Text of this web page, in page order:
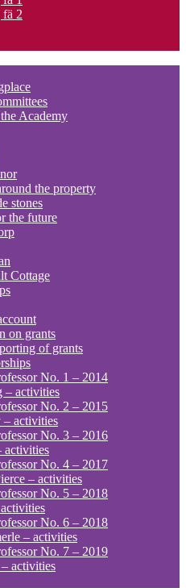
2
Academy
the property
stones
the future
Cottage
on grants
of grants
No. 1 – 2014
– activities
No. 2 – 2015
activities
No. 3 – 2016
activities
No. 4 – 2017
– activities
No. 5 – 2018
No. 6 – 2018
– activities
No. 7 – 2019
activities